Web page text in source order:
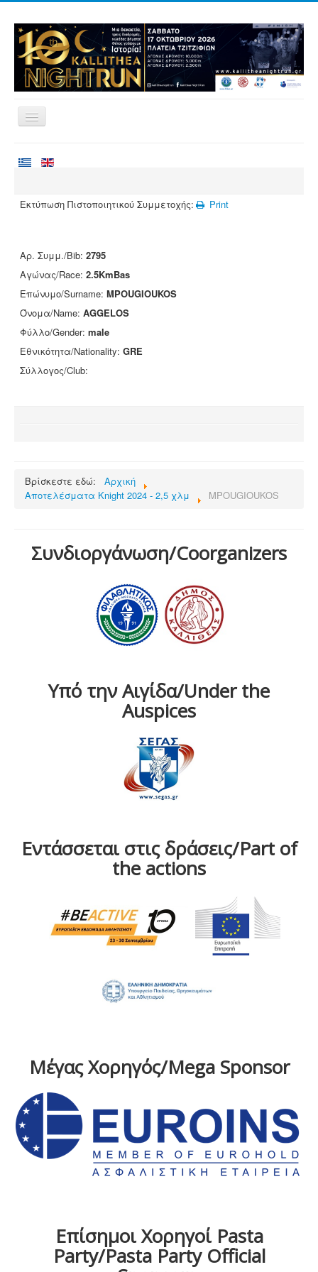
Νέα
Χορηγοί
Επικοινωνία
Εκτύπωση Πιστοποιητικού Συμμετοχής: Print
Αρ. Συμμ./Bib: 2795
Αγώνας/Race: 2.5KmBas
Επώνυμο/Surname: MPOUGIOUKOS
Όνομα/Name: AGGELOS
Φύλλο/Gender: male
Εθνικότητα/Nationality: GRE
Σύλλογος/Club:
Βρίσκεστε εδώ:
Αρχική
Αποτελέσματα Knight 2024 - 2,5 χλμ
MPOUGIOUKOS
Συνδιοργάνωση/Coorganizers
Υπό την Αιγίδα/Under the
Auspices
Εντάσσεται στις δράσεις/Part of
the actions
Μέγας Χορηγός/Mega Sponsor
Επίσημοι Χορηγοί Pasta
Party/Pasta Party Official